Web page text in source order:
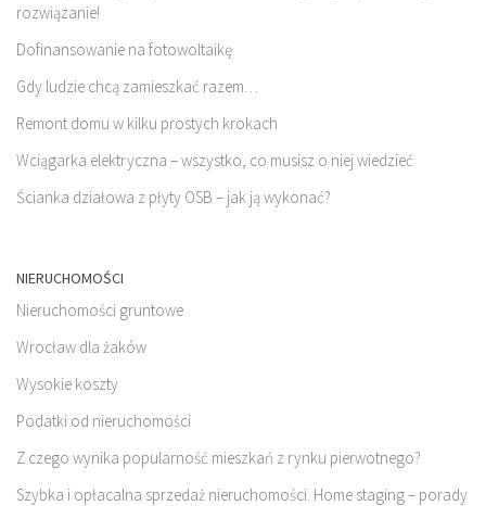
rozwiązanie!
Dofinansowanie na fotowoltaikę
Gdy ludzie chcą zamieszkać razem…
Remont domu w kilku prostych krokach
Wciągarka elektryczna – wszystko, co musisz o niej wiedzieć
Ścianka działowa z płyty OSB – jak ją wykonać?
NIERUCHOMOŚCI
Nieruchomości gruntowe
Wrocław dla żaków
Wysokie koszty
Podatki od nieruchomości
Z czego wynika popularność mieszkań z rynku pierwotnego?
Szybka i opłacalna sprzedaż nieruchomości. Home staging – porady